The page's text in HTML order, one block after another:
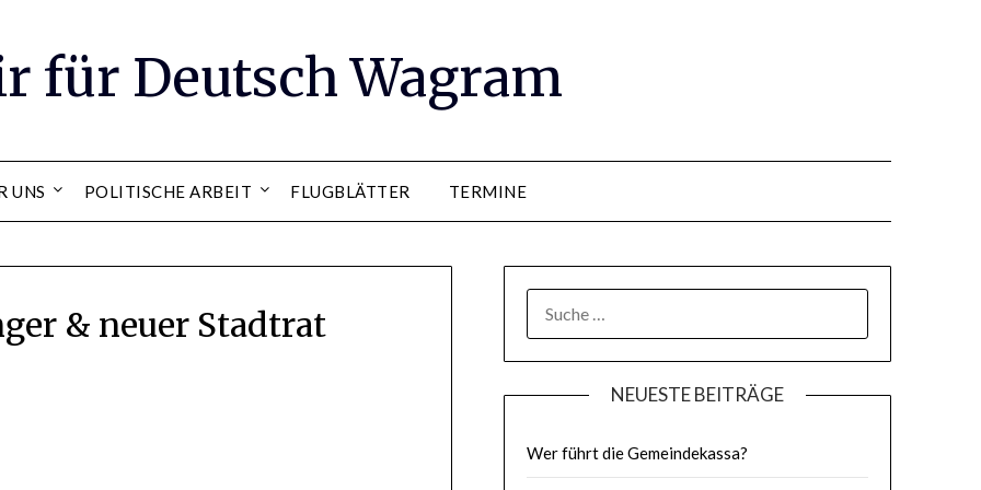
für Deutsch Wagram
UNS POLITISCHE ARBEIT FLUGBLÄTTER TERMINE
& neuer Stadtrat
NACH:
NEUESTE BEITRÄGE
Wer führt die Gemeindekassa?